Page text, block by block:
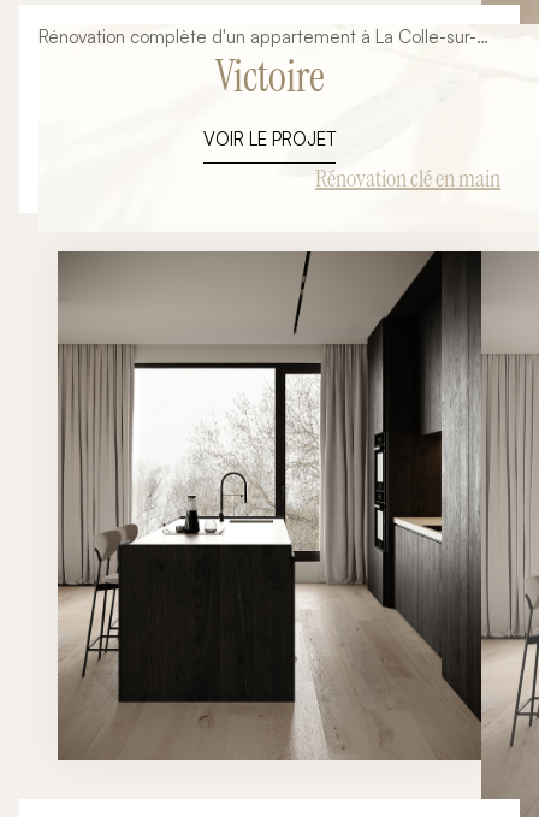
Rénovation complète d'un appartement à La Colle-sur-
Loup : transformation d'un intérieur ancien en un lieu de
vie contemporain, lumineux et fonctionnel. Dans le cadre
consistait à repenser entièrement les espaces,
moderniser les finitions et concevoir une cuisine sur-
mesure parfaitement intégrée à la pièce de vie. L'objectif
intérieur capable de séduire immédiatement ses futurs
Victoire
VOIR LE PROJET
Rénovation clé en main